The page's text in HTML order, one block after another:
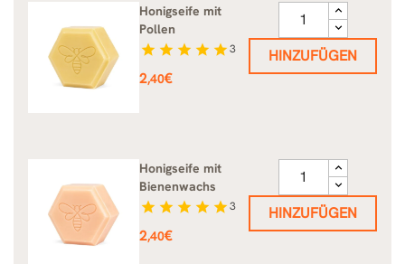
Honigseife mit
Pollen
star star star star star3
Preis
2,40€
HINZUFÜGEN
Honigseife mit
Bienenwachs
star star star star star3
Preis
2,40€
HINZUFÜGEN